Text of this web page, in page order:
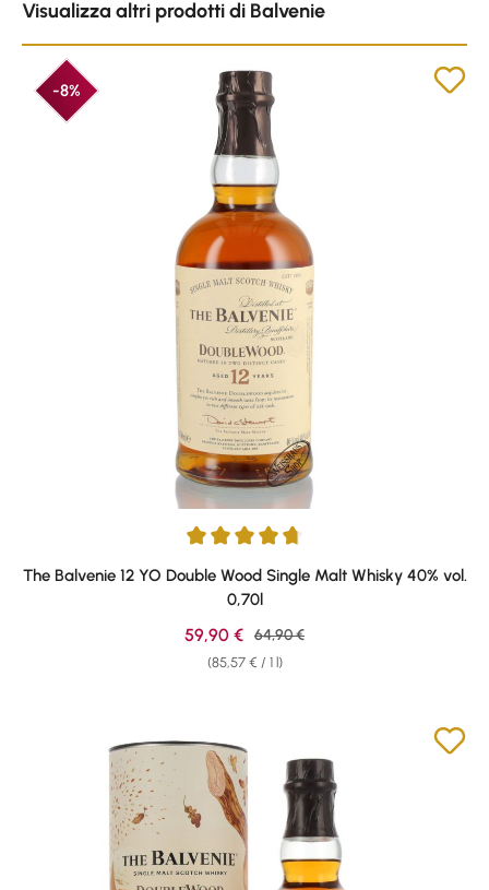
Visualizza altri prodotti di Balvenie
-8%
Average rating of 4.86 out of 5 stars
The Balvenie 12 YO Double Wood Single Malt Whisky 40% vol.
0,70l
(85,57 € / 1 l)
Sale price:
59,90 € Regular price:
64,90 €